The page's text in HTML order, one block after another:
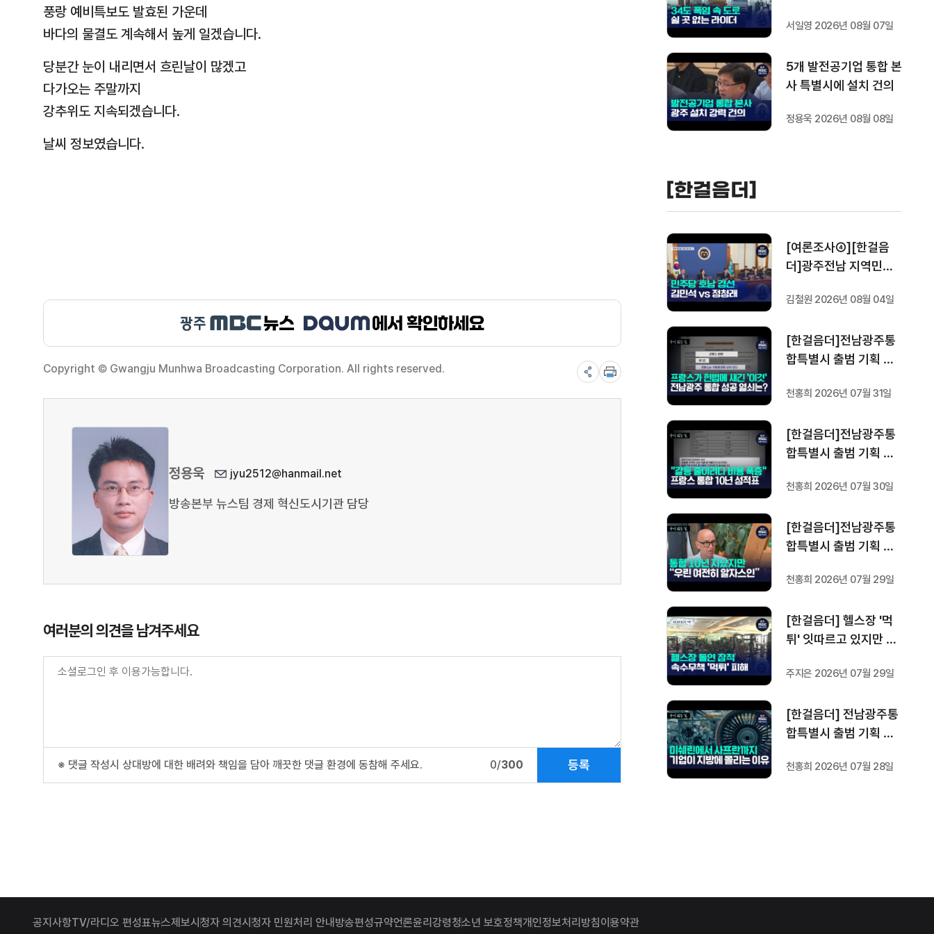
풍랑 예비특보도 발효된 가운데
바다의 물결도 계속해서 높게 일겠습니다.
당분간 눈이 내리면서 흐린날이 많겠고
다가오는 주말까지
강추위도 지속되겠습니다.
날씨 정보였습니다.
Copyright © Gwangju Munhwa Broadcasting Corporation. All rights reserved.
정용욱 jyu2512@hanmail.net
방송본부 뉴스팀 경제 혁신도시기관 담당
여러분의 의견을 남겨주세요
※ 댓글 작성시 상대방에 대한 배려와 책임을 담아 깨끗한 댓글 환경에 동참해 주세요. 0/300 등록
서일영 2026년 08월 07일
5개 발전공기업 통합 본
사 특별시에 설치 건의
정용욱 2026년 08월 08일
[한걸음더]
[여론조사④][한걸음
더]광주전남 지역민들
할까.. 변수는?
김철원 2026년 08월 04일
[한걸음더]전남광주통
합특별시 출범 기획 보
프랑스 헌법에 새긴 '지
성공 조건은?
천홍희 2026년 07월 31일
[한걸음더]전남광주통
합특별시 출범 기획 보
프랑스 지역 통합 10년
천홍희 2026년 07월 30일
[한걸음더]전남광주통
합특별시 출범 기획 보
프랑스 통합 10년 지났
자스인"
천홍희 2026년 07월 29일
[한걸음더] 헬스장 '먹
튀' 잇따르고 있지만 …
주지은 2026년 07월 29일
[한걸음더] 전남광주통
합특별시 출범 기획 보
지방이 주도한 투자..'유
천홍희 2026년 07월 28일
공지사항TV/라디오 편성표뉴스제보시청자 의견시청자 민원처리 안내 방송편성규약언론윤리강령청소년 보호정책개인정보처리방침이용약관